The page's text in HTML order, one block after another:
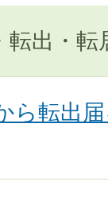
転出・
ら転出